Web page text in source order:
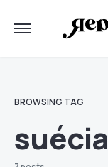
BROWSING TAG
suécia